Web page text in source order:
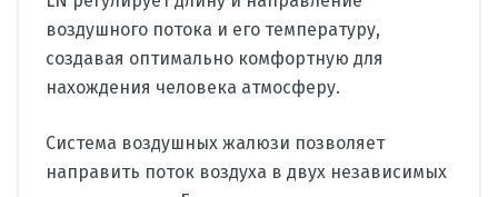
воздушного потока и его температуру,
создавая оптимально комфортную для
нахождения человека атмосферу.
Система воздушных жалюзи позволяет
направить поток воздуха в двух независимых